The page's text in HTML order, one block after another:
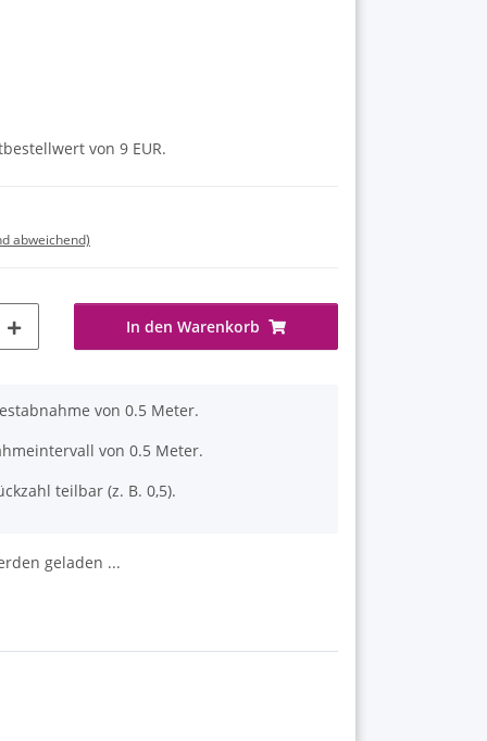
von 9 EUR.
abweichend)
In den Warenkorb
von 0.5 Meter.
von 0.5 Meter.
teilbar (z. B. 0,5).
geladen ...